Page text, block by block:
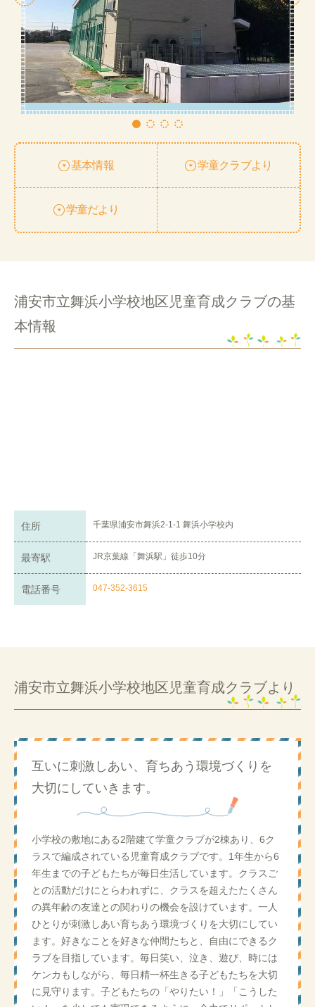
基本情報 学童クラブより
学童だより
浦安市立舞浜小学校地区児童育成クラブの基
本情報
住所 千葉県浦安市舞浜2-1-1 舞浜小学校内
最寄駅 JR京葉線「舞浜駅」徒歩10分
電話番号 047-352-3615
浦安市立舞浜小学校地区児童育成クラブより
互いに刺激しあい、育ちあう環境づくりを
大切にしていきます。
小学校の敷地にある2階建て学童クラブが2棟あり、6ク
ラスで編成されている児童育成クラブです。1年生から6
年生までの子どもたちが毎日生活しています。クラスご
との活動だけにとらわれずに、クラスを超えたたくさん
の異年齢の友達との関わりの機会を設けています。一人
ひとりが刺激しあい育ちあう環境づくりを大切にしてい
ます。好きなことを好きな仲間たちと、自由にできるク
ラブを目指しています。毎日笑い、泣き、遊び、時には
ケンカもしながら、毎日精一杯生きる子どもたちを大切
に見守ります。子どもたちの「やりたい！」「こうした